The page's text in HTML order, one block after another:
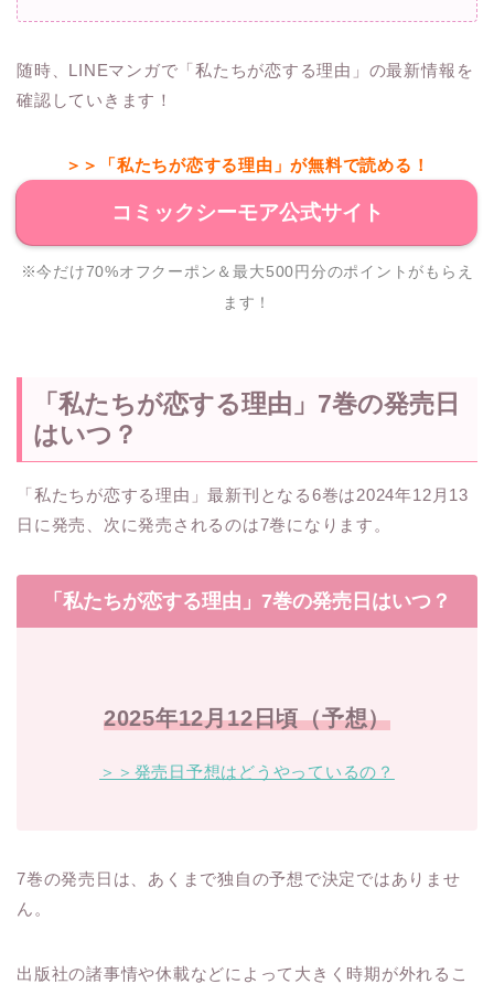
随時、LINEマンガで「私たちが恋する理由」の最新情報を
確認していきます！
＞＞「私たちが恋する理由」が無料で読める！
コミックシーモア公式サイト
※今だけ70%オフクーポン＆最大500円分のポイントがもらえ
ます！
「私たちが恋する理由」7巻の発売日
はいつ？
「私たちが恋する理由」最新刊となる6巻は2024年12月13
日に発売、次に発売されるのは7巻になります。
「私たちが恋する理由」7巻の発売日はいつ？
2025年12月12日頃（予想）
＞＞発売日予想はどうやっているの？
7巻の発売日は、あくまで独自の予想で決定ではありませ
ん。
出版社の諸事情や休載などによって大きく時期が外れるこ